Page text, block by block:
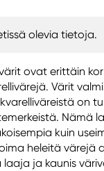
olevia tietoja.
ovat erittäin
Värit
on
Nämä
kuin
heleitä värejä
ja kaunis